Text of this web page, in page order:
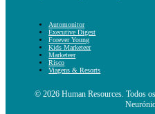
Automonitor
Executive Digest
Forever Young
Kids Marketeer
Marketeer
Risco
Viagens & Resorts
© 2026 Human Resources. Todos